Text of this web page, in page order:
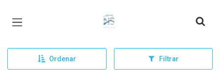
Página inicial
Ordenar Filtrar